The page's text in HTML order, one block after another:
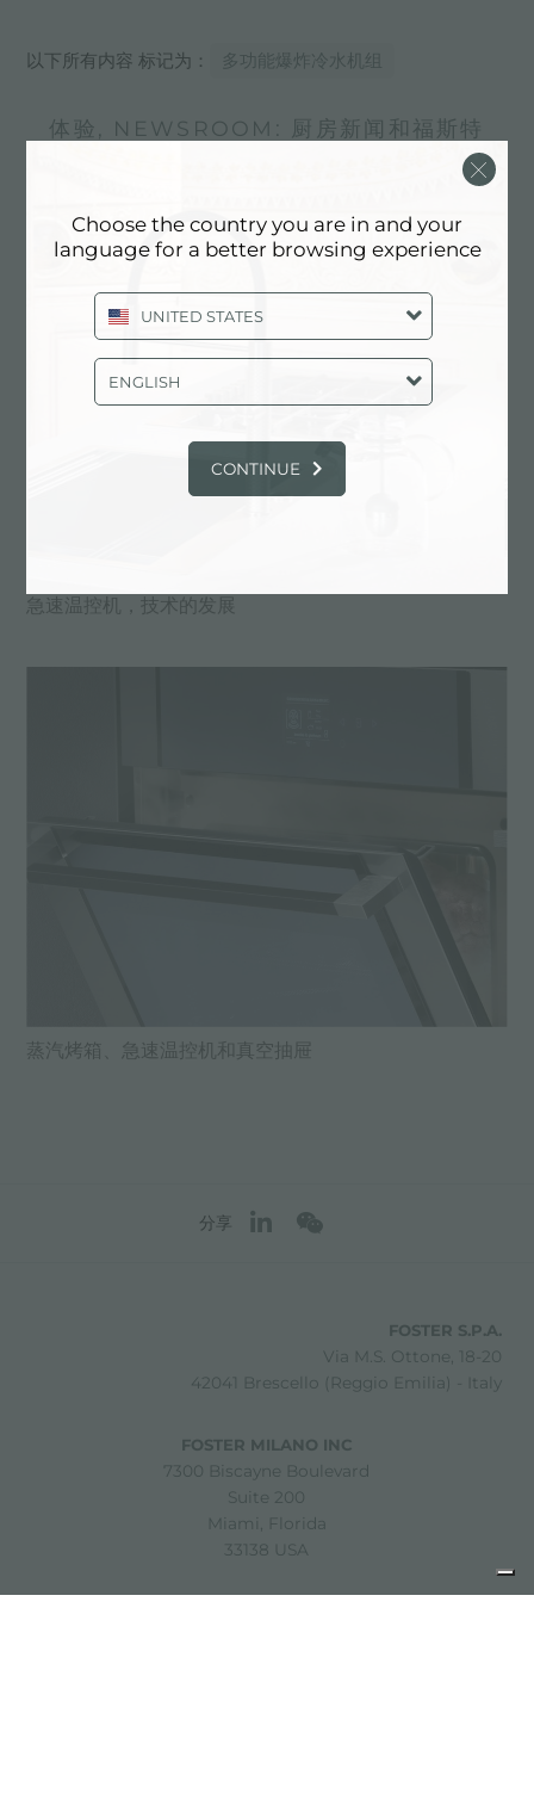
以下所有内容 标记为： 多功能爆炸冷水机组
体验, NEWSROOM: 厨房新闻和福斯特
急速温控机，技术的发展
蒸汽烤箱、急速温控机和真空抽屉
分享
FOSTER S.P.A.
Via M.S. Ottone, 18-20
42041 Brescello (Reggio Emilia) - Italy
FOSTER MILANO INC
7300 Biscayne Boulevard
Suite 200
Miami, Florida
33138 USA
Choose the country you are in and your
language for a better browsing experience
UNITED STATES
ENGLISH
CONTINUE